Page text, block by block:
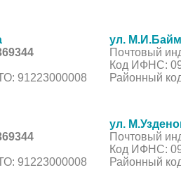
91223000008
ул.
Почтовый
Код ИФНС:
Районный
91223000008
ул.
Почтовый
Код ИФНС:
Районный